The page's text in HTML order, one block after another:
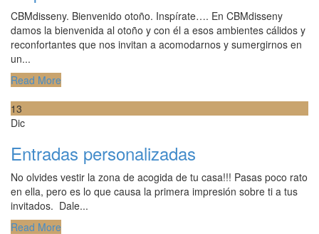
CBMdisseny. Bienvenido otoño. Inspírate…. En CBMdisseny
damos la bienvenida al otoño y con él a esos ambientes cálidos y
reconfortantes que nos invitan a acomodarnos y sumergirnos en
un...
Read More
13
Dic
Entradas personalizadas
No olvides vestir la zona de acogida de tu casa!!! Pasas poco rato
en ella, pero es lo que causa la primera impresión sobre ti a tus
invitados. Dale...
Read More